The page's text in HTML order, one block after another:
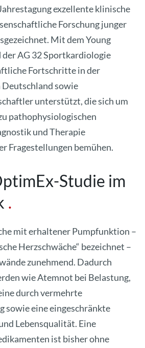
exzellente klinische
Forschung junger
Mit dem Young
AG 32 Sportkardiologie
Fortschritte in der
sowie
unterstützt, die sich um
pathophysiologischen
und Therapie
Fragestellungen bemühen.
Studie im
mit erhaltener Pumpfunktion –
Herzschwäche“ bezeichnet –
zunehmend. Dadurch
wie Atemnot bei Belastung,
durch vermehrte
sowie eine eingeschränkte
Lebensqualität. Eine
ist bisher ohne